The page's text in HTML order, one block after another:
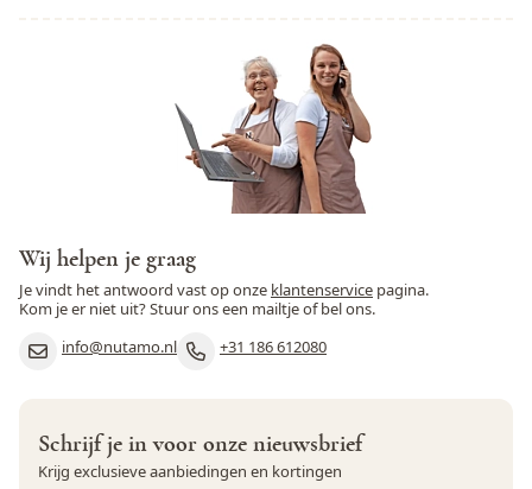
Wij helpen je graag
Je vindt het antwoord vast op onze klantenservice pagina.
Kom je er niet uit? Stuur ons een mailtje of bel ons.
info@nutamo.nl
+31 186 612080
Schrijf je in voor onze nieuwsbrief
Krijg exclusieve aanbiedingen en kortingen